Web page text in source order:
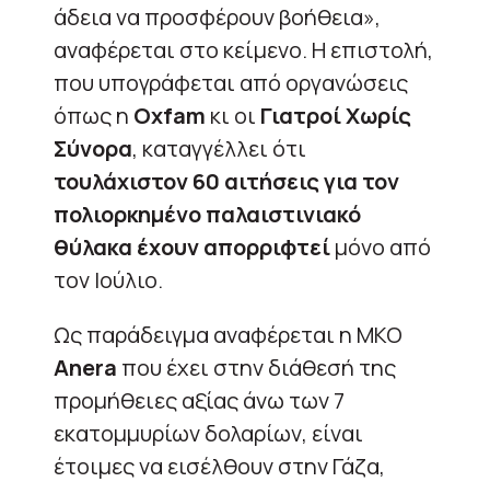
άδεια να προσφέρουν βοήθεια»,
αναφέρεται στο κείμενο. Η επιστολή,
που υπογράφεται από οργανώσεις
όπως η Oxfam κι οι Γιατροί Χωρίς
Σύνορα, καταγγέλλει ότι
τουλάχιστον 60 αιτήσεις για τον
πολιορκημένο παλαιστινιακό
θύλακα έχουν απορριφτείμόνο από
τον Ιούλιο.
Ως παράδειγμα αναφέρεται η ΜΚΟ
Anera που έχει στην διάθεσή της
προμήθειες αξίας άνω των 7
εκατομμυρίων δολαρίων, είναι
έτοιμες να εισέλθουν στην Γάζα,